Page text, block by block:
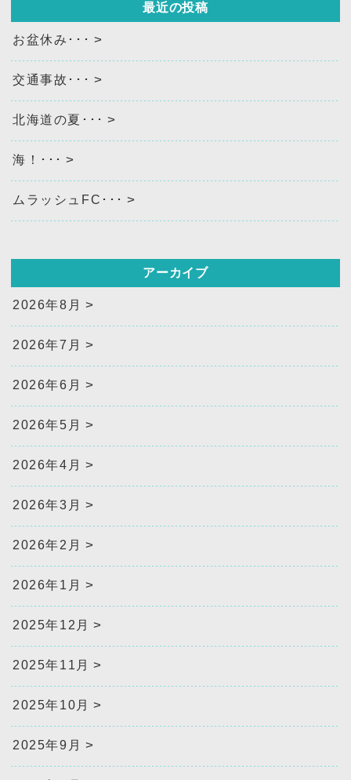
最近の投稿
お盆休み･･･
交通事故･･･
北海道の夏･･･
海！･･･
ムラッシュFC･･･
アーカイブ
2026年8月
2026年7月
2026年6月
2026年5月
2026年4月
2026年3月
2026年2月
2026年1月
2025年12月
2025年11月
2025年10月
2025年9月